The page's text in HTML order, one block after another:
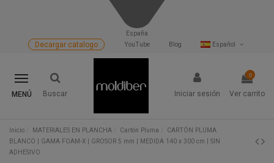
España
Español
Blog
YouTube
Decargar catalogo
MENÚ Buscar Iniciar sesión
0
Ver carrito
Inicio MATERIALES EN PLANCHA Cartón Pluma
CARTÓN PLUMA
BLANCO | GAMA FOAM-X | GROSOR 5 mm | MEDIDA 140 x 300 cm | SIN
ADHESIVO